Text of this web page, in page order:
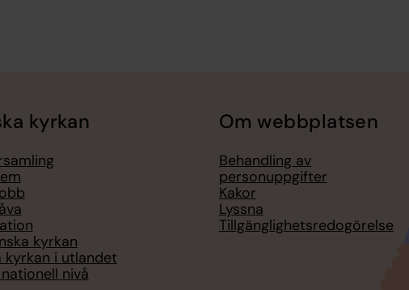
kyrkan
kyrkan
kyrkan i utlandet
nivå
Om webbplatsen
Behandling av
personuppgifter
Kakor
Lyssna
Tillgänglighetsredogörelse